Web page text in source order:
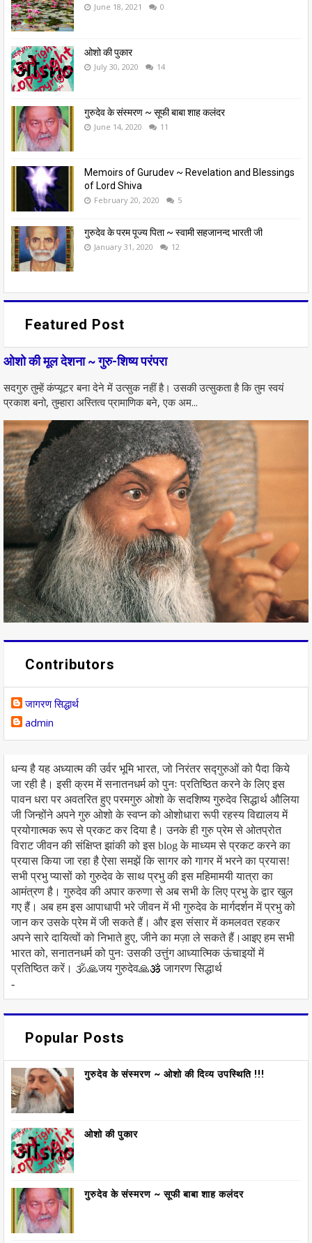
June 18, 2021 0
ओशो की पुकार
July 30, 2020 14
गुरुदेव के संस्मरण ~ सूफी बाबा शाह कलंदर
June 14, 2020 11
Memoirs of Gurudev ~ Revelation and Blessings
of Lord Shiva
February 20, 2020 5
गुरुदेव के परम पूज्य पिता ~ स्वामी सहजानन्द भारती जी
January 31, 2020 12
Featured Post
ओशो की मूल देशना ~ गुरु-शिष्य परंपरा
सदगुरु तुम्हें कंप्यूटर बना देने में उत्सुक नहीं है। उसकी उत्सुकता है कि तुम स्वयं
प्रकाश बनो, तुम्हारा अस्तित्व प्रामाणिक बने, एक अम...
Contributors
जागरण सिद्धार्थ
admin
धन्य है यह अध्यात्म की उर्वर भूमि भारत, जो निरंतर सद्गुरुओं को पैदा किये
जा रही है। इसी क्रम में सनातनधर्म को पुनः प्रतिष्ठित करने के लिए इस
पावन धरा पर अवतरित हुए परमगुरु ओशो के सदशिष्य गुरुदेव सिद्धार्थ औलिया
जी जिन्होंने अपने गुरु ओशो के स्वप्न को ओशोधारा रूपी रहस्य विद्यालय में
प्रयोगात्मक रूप से प्रकट कर दिया है। उनके ही गुरु प्रेम से ओतप्रोत
विराट जीवन की संक्षिप्त झांकी को इस blog के माध्यम से प्रकट करने का
प्रयास किया जा रहा है ऐसा समझें कि सागर को गागर में भरने का प्रयास!
सभी प्रभु प्यासों को गुरुदेव के साथ प्रभु की इस महिमामयी यात्रा का
आमंत्रण है। गुरुदेव की अपार करुणा से अब सभी के लिए प्रभु के द्वार खुल
गए हैं। अब हम इस आपाधापी भरे जीवन में भी गुरुदेव के मार्गदर्शन में प्रभु को
जान कर उसके प्रेम में जी सकते हैं। और इस संसार में कमलवत रहकर
अपने सारे दायित्वों को निभाते हुए, जीने का मज़ा ले सकते हैं।आइए हम सभी
भारत को, सनातनधर्म को पुनः उसकी उत्तुंग आध्यात्मिक ऊंचाइयों में
प्रतिष्ठित करें। 🕉️🙏जय गुरुदेव🙏🕉️ जागरण सिद्धार्थ
-
Popular Posts
गुरुदेव के संस्मरण ~ ओशो की दिव्य उपस्थिति !!!
ओशो की पुकार
गुरुदेव के संस्मरण ~ सूफी बाबा शाह कलंदर